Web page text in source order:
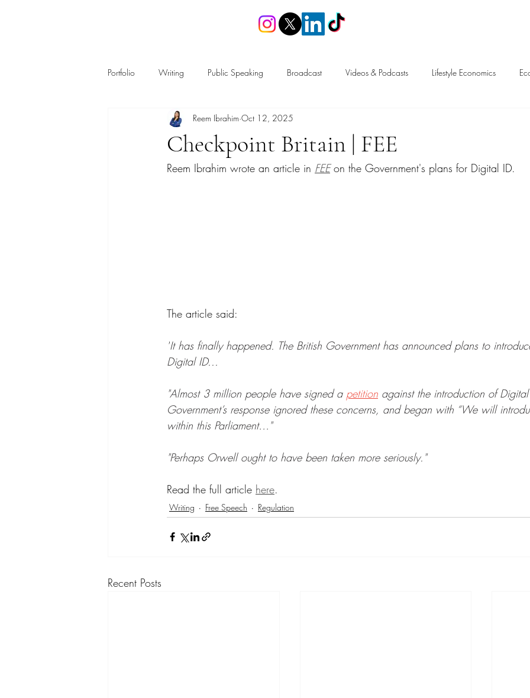
Portfolio Writing Public Speaking Broadcast Videos & Podcasts Lifestyle Economics
Housing and Planning Regulation Trade
Energy & the Environment Crime Free Speech
Checkpoint Britain | FEE
Reem Ibrahim Oct 12, 2025
Reem Ibrahim wrote an article in FEE on the Government's plans for Digital ID.
The article said:
"It has finally happened. The British Government has announced plans to
Digital ID...
"Almost 3 million people have signed a petition against the introduction of
Government’s response ignored these concerns, and began with “We will
within this Parliament…"
"Perhaps Orwell ought to have been taken more seriously."
Read the full article here.
Writing Free Speech Regulation
Recent Posts